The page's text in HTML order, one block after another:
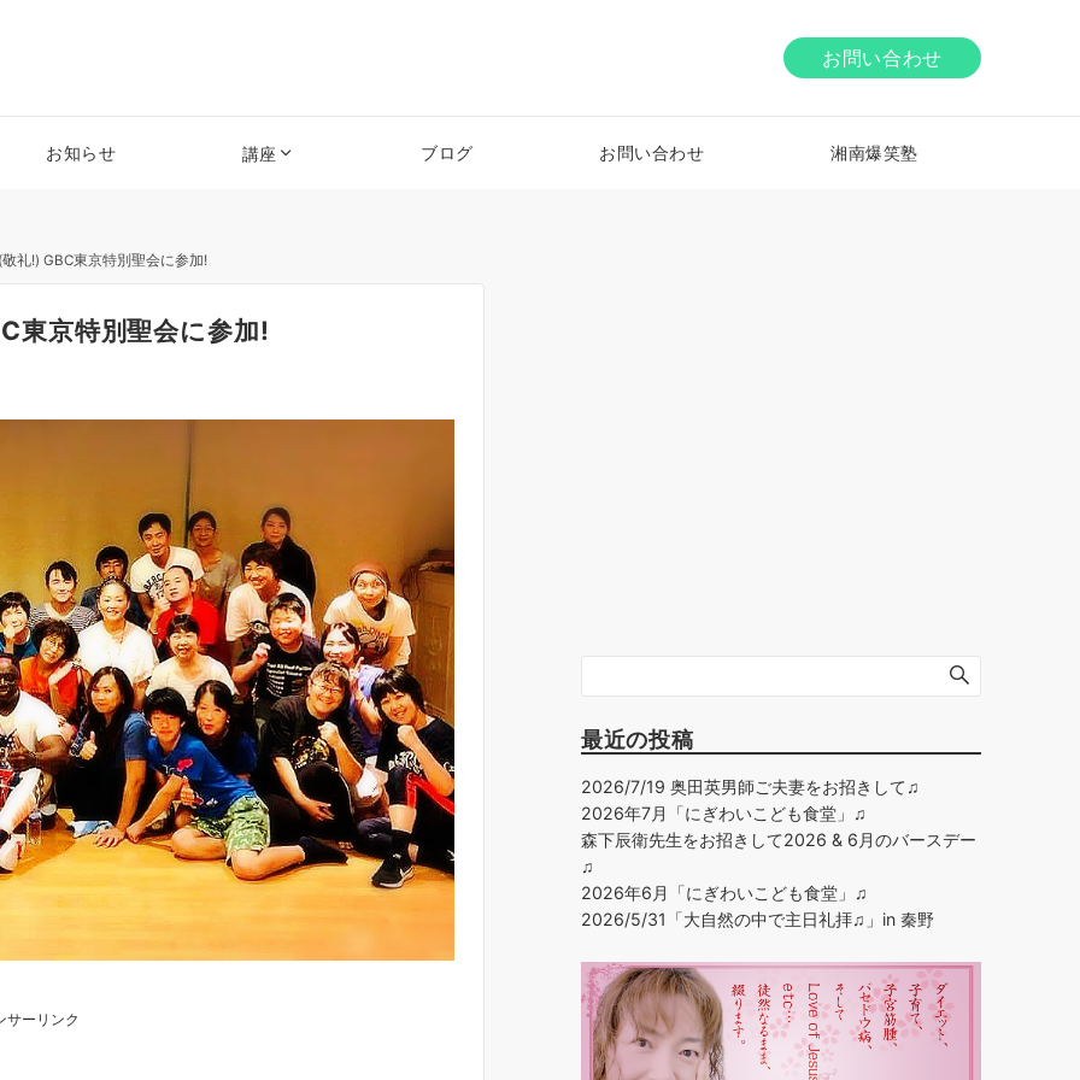
お問い合わせ
お知らせ 講座 ブログ お問い合わせ 湘南爆笑塾
礼!) GBC東京特別聖会に参加!
東京特別聖会に参加!
サーリンク
最近の投稿
2026/7/19 奥田英男師ご夫妻をお招きして♫
2026年7月「にぎわいこども食堂」♫
森下辰衛先生をお招きして2026 & 6月のバースデー
♫
2026年6月「にぎわいこども食堂」♫
2026/5/31「大自然の中で主日礼拝♫」in 秦野